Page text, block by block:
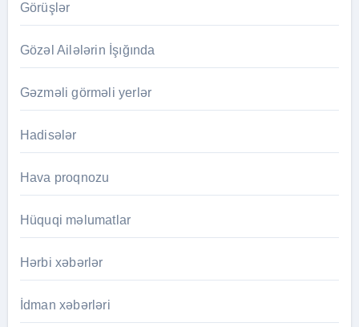
Görüşlər
Gözəl Ailələrin İşığında
Gəzməli görməli yerlər
Hadisələr
Hava proqnozu
Hüquqi məlumatlar
Hərbi xəbərlər
İdman xəbərləri